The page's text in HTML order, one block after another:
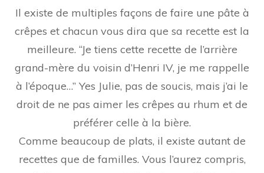
Il existe de multiples façons de faire une pâte à
crêpes et chacun vous dira que sa recette est la
meilleure. “Je tiens cette recette de l’arrière
grand-mère du voisin d’Henri IV, je me rappelle
à l’époque…” Yes Julie, pas de soucis, mais j’ai le
droit de ne pas aimer les crêpes au rhum et de
préférer celle à la bière.
Comme beaucoup de plats, il existe autant de
recettes que de familles. Vous l’aurez compris,